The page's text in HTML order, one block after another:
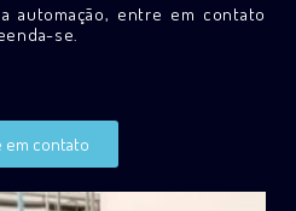
automação, entre em contato
se.
em contato